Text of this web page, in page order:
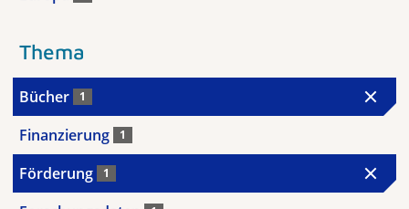
Thema
Bücher 1
Finanzierung 1
Förderung 1